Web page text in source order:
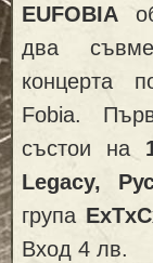
EUFOBIA
два
концерта
Fobia.
състои на
Legacy,
група
Вход 4 лв.